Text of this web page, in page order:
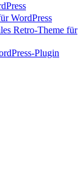
WordPress
Retro-Theme für
Plugin